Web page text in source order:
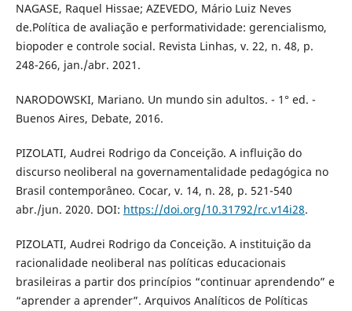
NAGASE, Raquel Hissae; AZEVEDO, Mário Luiz Neves
de.Política de avaliação e performatividade: gerencialismo,
biopoder e controle social. Revista Linhas, v. 22, n. 48, p.
248-266, jan./abr. 2021.
NARODOWSKI, Mariano. Un mundo sin adultos. - 1° ed. -
Buenos Aires, Debate, 2016.
PIZOLATI, Audrei Rodrigo da Conceição. A influição do
discurso neoliberal na governamentalidade pedagógica no
Brasil contemporâneo. Cocar, v. 14, n. 28, p. 521-540
abr./jun. 2020. DOI: https://doi.org/10.31792/rc.v14i28.
PIZOLATI, Audrei Rodrigo da Conceição. A instituição da
racionalidade neoliberal nas políticas educacionais
brasileiras a partir dos princípios “continuar aprendendo” e
“aprender a aprender”. Arquivos Analíticos de Políticas